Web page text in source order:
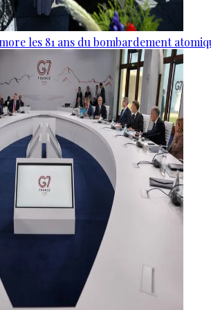
les 81 ans du bombardement